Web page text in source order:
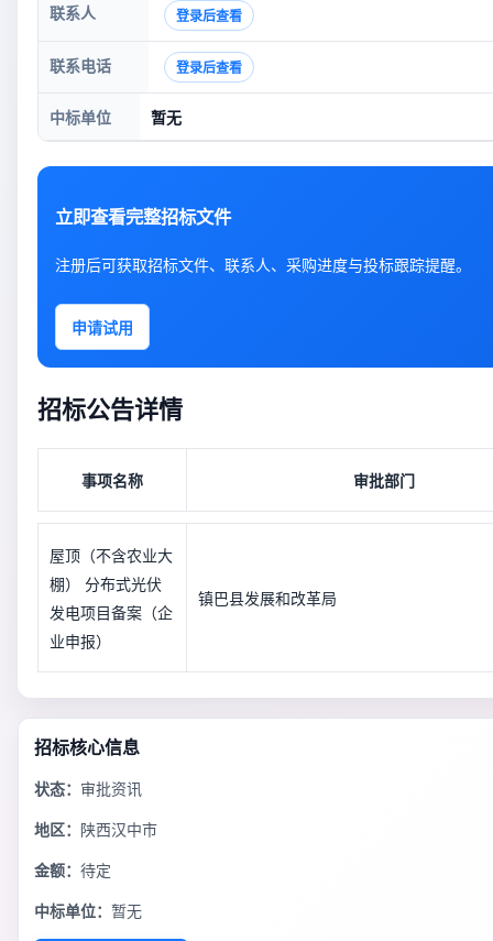
联系人 登录后查看
联系电话 登录后查看
中标单位 暂无
立即查看完整招标文件
注册后可获取招标文件、联系人、采购进度与投标跟踪提醒。
申请试用
招标公告详情
事项名称 审批部门
屋顶（不含农业大
棚） 分布式光伏
发电项目备案（企
业申报）
镇巴县发展和改革局
招标核心信息
状态： 审批资讯
地区： 陕西汉中市
金额： 待定
中标单位： 暂无